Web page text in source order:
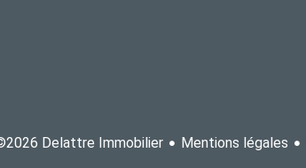
Delattre Immobilier Mentions légales